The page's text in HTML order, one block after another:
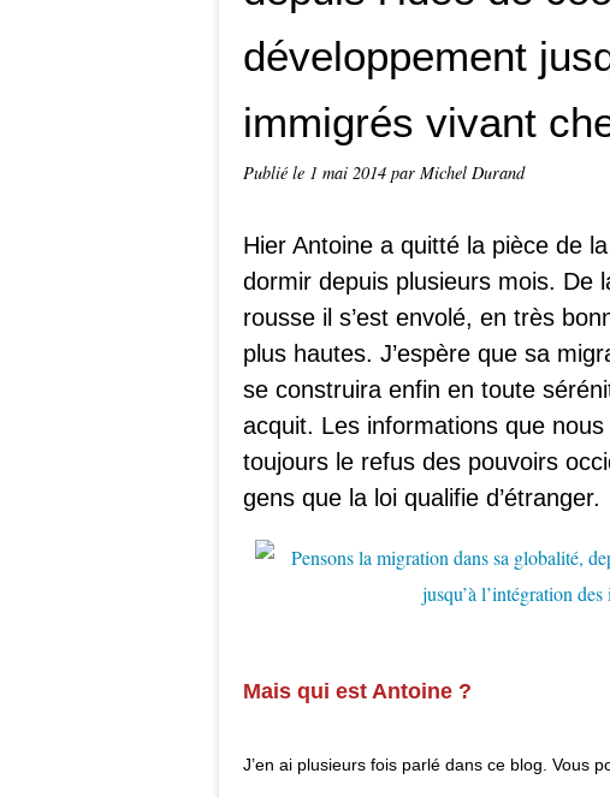
développement
immigrés vivant
Publié le 1 mai 2014 par Michel Durand
Hier Antoine a quitté la pièce de
dormir depuis plusieurs mois. De
rousse il s’est envolé, en très
plus hautes. J’espère que sa
se construira enfin en toute
acquit. Les informations que
toujours le refus des pouvoirs
gens que la loi qualifie d’étranger.
Mais qui est Antoine ?
J’en ai plusieurs fois parlé dans ce blog. Vous